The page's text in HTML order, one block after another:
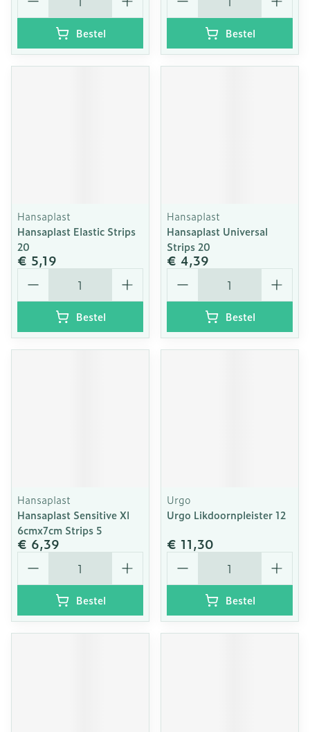
Bestel Bestel
Hansaplast
Hansaplast Elastic Strips
20
€ 5,19
Aantal
Bestel
Hansaplast
Hansaplast Universal
Strips 20
€ 4,39
Aantal
Bestel
Hansaplast
Hansaplast Sensitive Xl
6cmx7cm Strips 5
€ 6,39
Aantal
Bestel
Urgo
Urgo Likdoornpleister 12
€ 11,30
Aantal
Bestel